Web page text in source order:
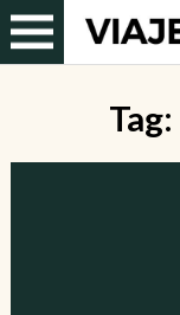
Tag: